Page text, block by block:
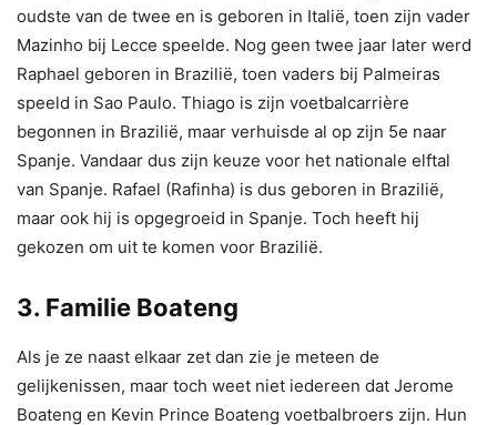
oudste van de twee en is geboren in Italië, toen zijn vader
Mazinho bij Lecce speelde. Nog geen twee jaar later werd
Raphael geboren in Brazilië, toen vaders bij Palmeiras
speeld in Sao Paulo. Thiago is zijn voetbalcarrière
begonnen in Brazilië, maar verhuisde al op zijn 5e naar
Spanje. Vandaar dus zijn keuze voor het nationale elftal
van Spanje. Rafael (Rafinha) is dus geboren in Brazilië,
maar ook hij is opgegroeid in Spanje. Toch heeft hij
gekozen om uit te komen voor Brazilië.
3. Familie Boateng
Als je ze naast elkaar zet dan zie je meteen de
gelijkenissen, maar toch weet niet iedereen dat Jerome
Boateng en Kevin Prince Boateng voetbalbroers zijn. Hun